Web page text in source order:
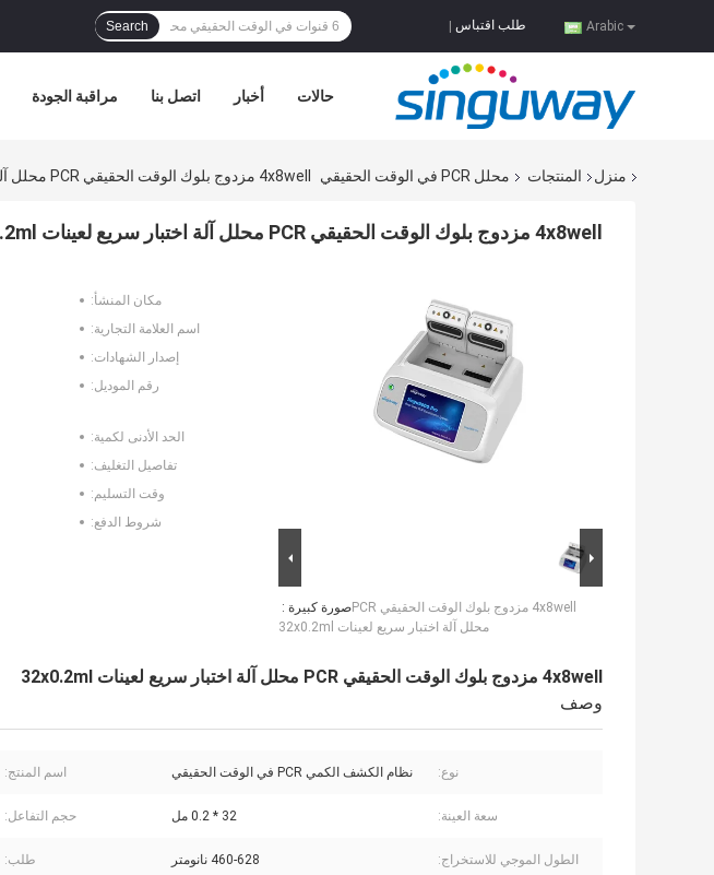
Arabic طلب اقتباس Search
مراقبة الجودة اتصل بنا أخبار حالات
منزل المنتجات محلل PCR في الوقت الحقيقي 4x8well مزدوج بلوك الوقت الحقيقي PCR محلل آلة اختبار سريع لعينات 32x0.2ml
4x8well مزدوج بلوك الوقت الحقيقي PCR محلل آلة اختبار سريع لعينات 32x0.2ml
صورة كبيرة :4x8well مزدوج بلوك الوقت الحقيقي PCR
محلل آلة اختبار سريع لعينات 32x0.2ml
مكان المنشأ:
اسم العلامة التجارية:
إصدار الشهادات:
رقم الموديل:
الحد الأدنى لكمية:
تفاصيل التغليف:
وقت التسليم:
شروط الدفع:
4x8well مزدوج بلوك الوقت الحقيقي PCR محلل آلة اختبار سريع لعينات 32x0.2ml
وصف
نوع: نظام الكشف الكمي PCR في الوقت الحقيقي اسم المنتج:
سعة العينة: 32 * 0.2 مل حجم التفاعل:
الطول الموجي للاستخراج: 460-628 نانومتر طلب: